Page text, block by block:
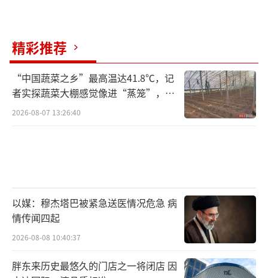
精彩推荐
“中国蔬菜之乡”最高温达41.8℃，记
者实探蔬菜大棚感觉像进“蒸笼”，有
村民称只能凌晨两点起来干活
2026-08-07 13:26:40
以媒：穆杰塔巴被紧急送医情况危急 病
情传闻四起
2026-08-08 10:40:37
胖东来历史最悠久的门店之一将闭店 因